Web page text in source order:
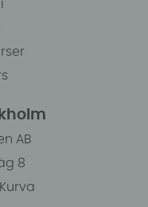
AB
8